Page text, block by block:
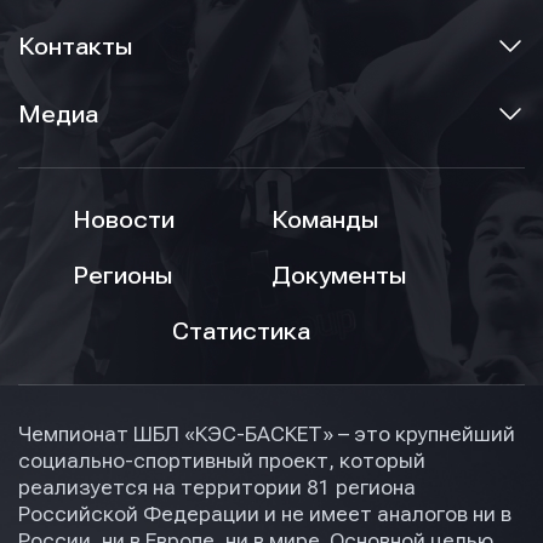
Контакты
Медиа
Новости
Команды
Регионы
Документы
Статистика
Чемпионат ШБЛ «КЭС-БАСКЕТ» – это крупнейший
социально-спортивный проект, который
реализуется на территории 81 региона
Российской Федерации и не имеет аналогов ни в